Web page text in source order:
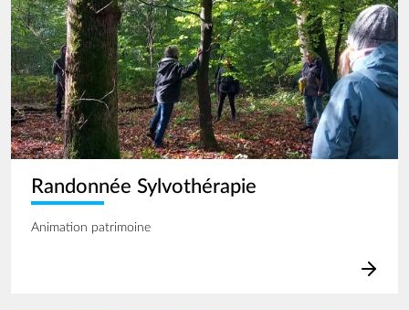
Randonnée Sylvothérapie
Animation patrimoine